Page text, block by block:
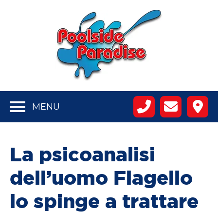
MENU
La psicoanalisi
dell’uomo Flagello
lo spinge a trattare